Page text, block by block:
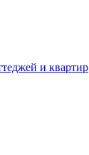
и квартир